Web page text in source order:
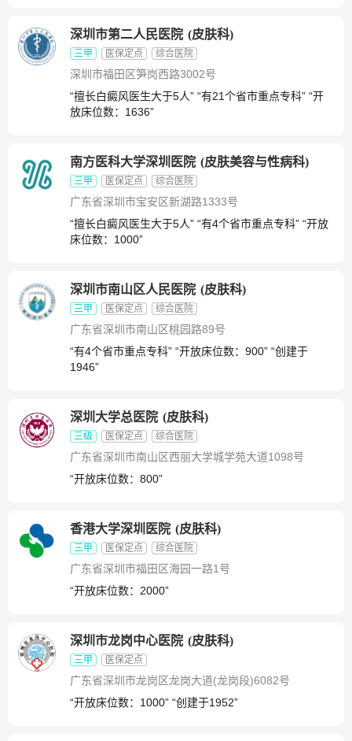
深圳市第二人民医院 (皮肤科)
三甲 医保定点 综合医院
深圳市福田区笋岗西路3002号
“擅长白癜风医生大于5人” “有21个省市重点专科” “开
放床位数：1636”
南方医科大学深圳医院 (皮肤美容与性病科)
三甲 医保定点 综合医院
广东省深圳市宝安区新湖路1333号
“擅长白癜风医生大于5人” “有4个省市重点专科” “开放
床位数：1000”
深圳市南山区人民医院 (皮肤科)
三甲 医保定点 综合医院
广东省深圳市南山区桃园路89号
“有4个省市重点专科” “开放床位数：900” “创建于
1946”
深圳大学总医院 (皮肤科)
三级 医保定点 综合医院
广东省深圳市南山区西丽大学城学苑大道1098号
“开放床位数：800”
香港大学深圳医院 (皮肤科)
三甲 医保定点 综合医院
广东省深圳市福田区海园一路1号
“开放床位数：2000”
深圳市龙岗中心医院 (皮肤科)
三甲 医保定点
广东省深圳市龙岗区龙岗大道(龙岗段)6082号
“开放床位数：1000” “创建于1952”